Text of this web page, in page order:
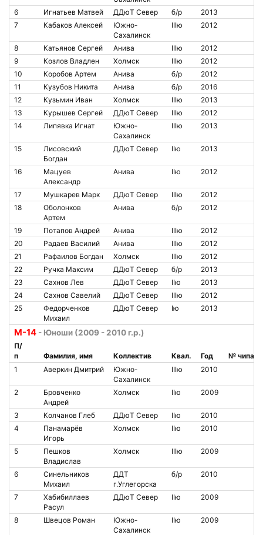
6
Игнатьев Матвей ДДюТ Север б/р
2013
7
Кабаков Алексей
Южно-
Сахалинск
IIIю 2012
8 Катьянов Сергей Анива IIIю
2012
9
Козлов Владлен Холмск IIIю
2012
10
Коробов Артем Анива б/р
2012
11
Кузубов Никита Анива б/р
2016
12
Кузьмин Иван Холмск IIIю
2013
13
Курышев Сергей ДДюТ Север IIIю
2012
14
Липявка Игнат
Южно-
Сахалинск
IIIю 2013
15
Лисовский
Богдан
ДДюТ Север IIю 2013
16
Мацуев
Александр
Анива IIю 2012
17 Мушкарев Марк ДДюТ Север IIIю
2012
18
Оболонков
Артем
Анива б/р 2012
19 Потапов Андрей Анива IIIю
2012
20
Радаев Василий Анива IIIю
2012
21
Рафаилов Богдан Холмск IIIю
2012
22
Ручка Максим ДДюТ Север б/р
2013
23
Сахнов Лев ДДюТ Север IIю
2013
24
Сахнов Савелий ДДюТ Север IIIю
2012
25
Федорченков
Михаил
ДДюТ Север Iю 2013
М-14 - Юноши (2009 - 2010 г.р.)
П/
п
Фамилия, имя Коллектив Квал. Год
№ чипа
1
Аверкин Дмитрий
Южно-
Сахалинск
IIIю 2010
2
Бровченко
Андрей
Холмск IIю 2009
3 Колчанов Глеб ДДюТ Север IIю
2010
4
Панамарёв
Игорь
Холмск IIю 2010
5
Пешков
Владислав
Холмск IIIю 2009
6
Синельников
Михаил
ДДТ
г.Углегорска
б/р 2010
7
Хабибиллаев
Расул
ДДюТ Север IIю 2009
8 Швецов Роман
Южно-
Сахалинск
IIю 2009